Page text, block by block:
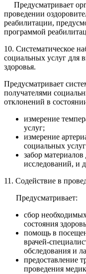
Предусматривает
проведении
реабилитации,
программой
10. Систематическое
социальных услуг для
здоровья.
Предусматривает
получателями
отклонений в
измерение
услуг;
измерение
социальных
забор
исследований, и
11. Содействие в
Предусматривает:
сбор
состояния
помощь в
врачей-
обследования и
предоставление
проведения